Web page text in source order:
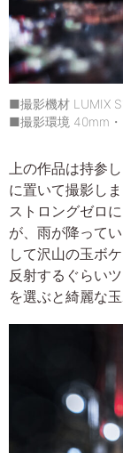
■撮影機材 LUMIX
■撮影環境 40mm・
上の作品は持参
に置いて撮影しま
ストロングゼロ
が、雨が降って
して沢山の玉ボ
反射するぐらい
を選ぶと綺麗な